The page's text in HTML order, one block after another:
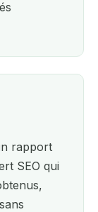
rapport
SEO qui